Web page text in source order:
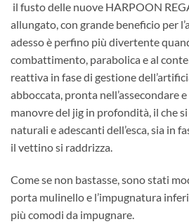
il fusto delle nuove HARPOON
allungato, con grande beneficio per
adesso è perfino più divertente
combattimento, parabolica e al
reattiva in fase di gestione
abboccata, pronta nell’assecondare
manovre del jig in profondità, il che
naturali e adescanti dell’esca, sia in
il vettino si raddrizza.
Come se non bastasse, sono stati
porta mulinello e l’impugnatura
più comodi da impugnare.